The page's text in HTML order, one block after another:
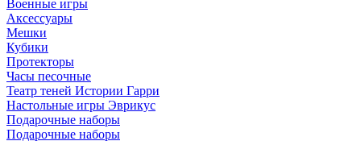
Военные игры
Аксессуары
Мешки
Кубики
Протекторы
Часы песочные
Театр теней Истории Гарри
Настольные игры Эврикус
Подарочные наборы
Подарочные наборы